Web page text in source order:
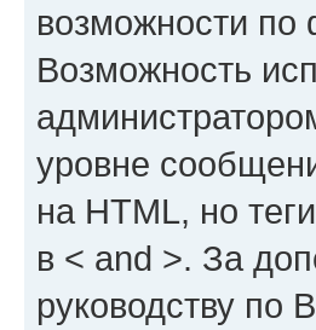
возможности
Возможность
уровне
на HTML, но
в < and >. За
руководству по